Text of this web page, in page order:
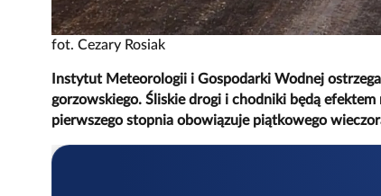
fot. Cezary Rosiak
Instytut Meteorologii i Gospodarki Wodnej
gorzowskiego. Śliskie drogi i chodniki będą
pierwszego stopnia obowiązuje piątkowego